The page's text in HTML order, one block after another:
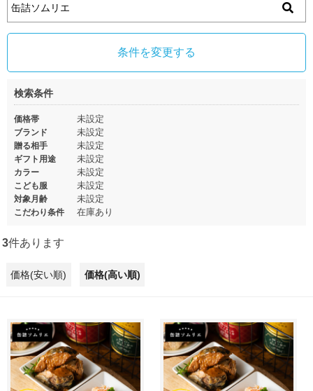
条件を変更する
検索条件
価格帯 未設定
ブランド 未設定
贈る相手 未設定
ギフト用途 未設定
カラー 未設定
こども服 未設定
対象月齢 未設定
こだわり条件 在庫あり
3件あります
価格(安い順) 価格(高い順)